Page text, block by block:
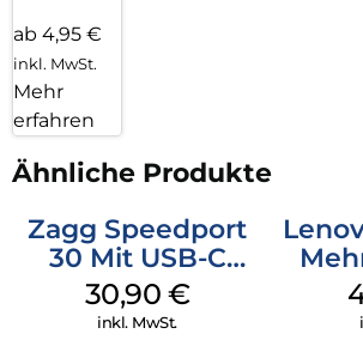
ab 4,95 €
inkl. MwSt.
Mehr
erfahren
Ähnliche Produkte
Zagg Speedport
30 Mit USB-C
Kabel Weiß
30,90 €
inkl. MwSt.